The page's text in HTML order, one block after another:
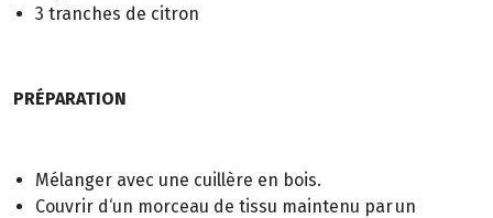
3 tranches de citron
PRÉPARATION
Mélanger avec une cuillère en bois.
Couvrir d‘un morceau de tissu maintenu par un